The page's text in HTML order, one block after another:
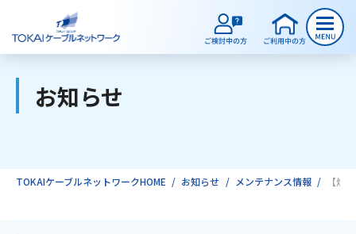
ご検討中のお客様
お知らせ
TOKAIケーブルネットワークHOME お知らせ メンテナンス情報 【焼